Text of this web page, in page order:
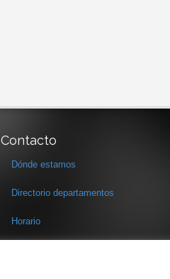
Contacto
Dónde estamos
Directorio departamentos
Horario